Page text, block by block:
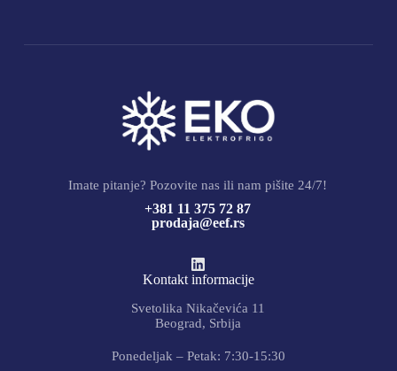
Imate pitanje? Pozovite nas ili nam pišite 24/7!
+381 11 375 72 87
prodaja@eef.rs
Kontakt informacije
Svetolika Nikačevića 11
Beograd, Srbija
Ponedeljak – Petak: 7:30-15:30